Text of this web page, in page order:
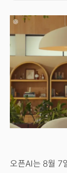
오픈AI는 8월 7